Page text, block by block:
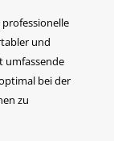
und
umfassende
bei der
zu